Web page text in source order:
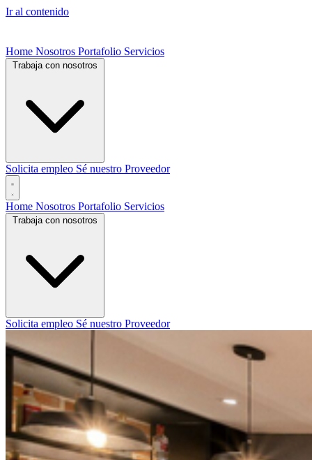
Ir al contenido
Home Nosotros Portafolio Servicios
Solicita empleo Sé nuestro Proveedor
Home Nosotros Portafolio Servicios
Solicita empleo Sé nuestro Proveedor